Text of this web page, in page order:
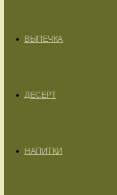
ВЫПЕЧКА
ДЕСЕРТ
НАПИТКИ